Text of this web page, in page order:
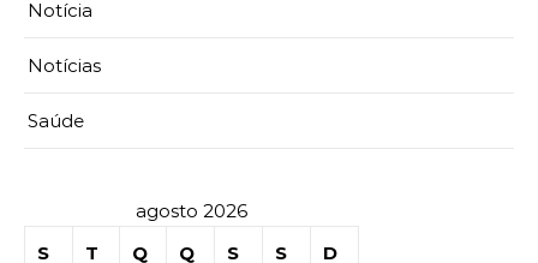
Notícia
Notícias
Saúde
agosto 2026
S
T Q Q S S D